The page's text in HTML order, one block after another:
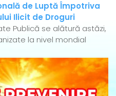
de Luptă Împotriva
Ilicit de Droguri
Publică se alătură astăzi,
la nivel mondial